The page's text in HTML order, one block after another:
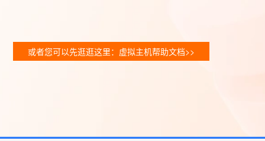
或者您可以先逛逛这里：虚拟主机帮助文档>>